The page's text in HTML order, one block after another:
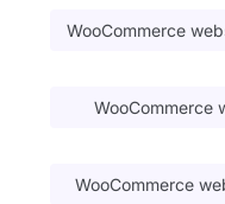
WooCommerce
WooCommerce
WooCommerce